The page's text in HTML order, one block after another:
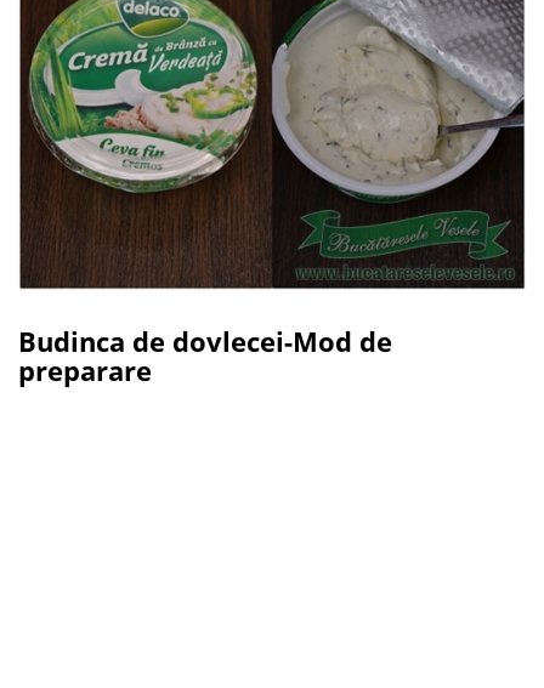
Budinca de dovlecei-Mod de
preparare